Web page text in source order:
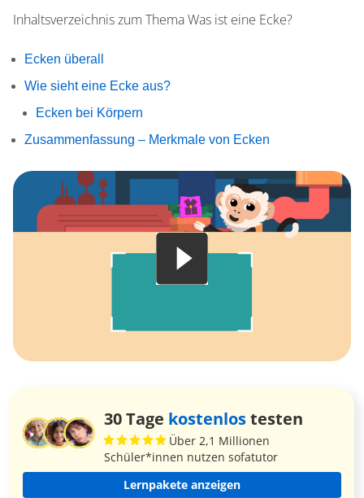
Inhaltsverzeichnis zum ThemaWas ist eine Ecke?
Ecken überall
Wie sieht eine Ecke aus?
Ecken bei Körpern
Zusammenfassung – Merkmale von Ecken
30 Tage kostenlostesten
Über 2,1 Millionen
Schüler*innen nutzen sofatutor
Lernpakete anzeigen